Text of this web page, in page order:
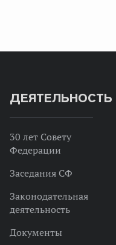
ДЕЯТЕЛЬНОСТЬ
30 лет Совету
Федерации
Заседания СФ
Законодательная
деятельность
Документы